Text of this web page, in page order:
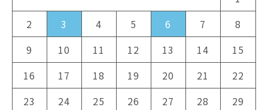
2
3 4 5 6 7
8
9
10 11 12 13 14
15
16
17 18 19 20 21
22
23
24 25 26 27 28
29